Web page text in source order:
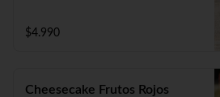
$4.990
Cheesecake Frutos Rojos